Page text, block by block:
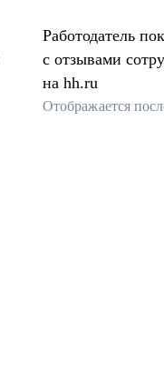
Работодатель
с отзывами
на hh.ru
Отображается